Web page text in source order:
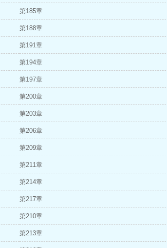
第185章
第188章
第191章
第194章
第197章
第200章
第203章
第206章
第209章
第211章
第214章
第217章
第210章
第213章